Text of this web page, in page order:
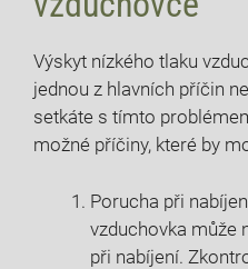
Výskyt nízkého tlaku
jednou z hlavních příčin
setkáte s tímto
možné příčiny, které by
Porucha při
vzduchovka může
při nabíjení.